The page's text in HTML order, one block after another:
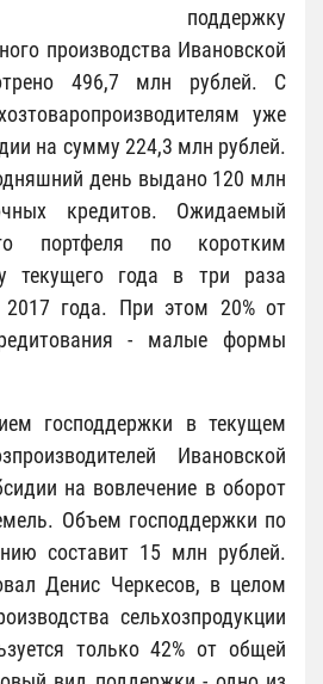
поддержку
производства Ивановской
496,7 млн рублей. С
уже
на сумму 224,3 млн рублей.
день выдано 120 млн
кредитов. Ожидаемый
портфеля по коротким
текущего года в три раза
2017 года. При этом 20% от
- малые формы
господдержки в текущем
Ивановской
на вовлечение в оборот
Объем господдержки по
составит 15 млн рублей.
Денис Черкесов, в целом
сельхозпродукции
только 42% от общей